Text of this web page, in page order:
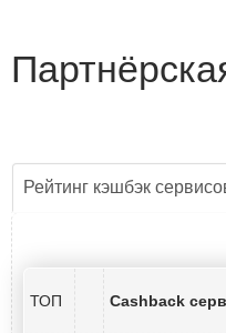
Рейтинг кэшбэк
ТОП Cashback